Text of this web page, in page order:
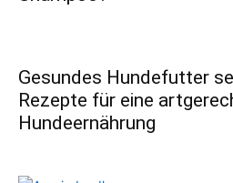
Gesundes Hundefutter
Rezepte für eine
Hundeernährung